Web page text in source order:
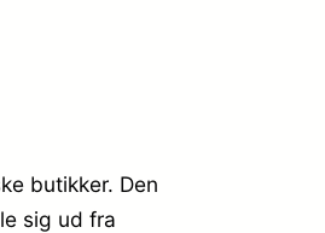
butikker. Den
sig ud fra